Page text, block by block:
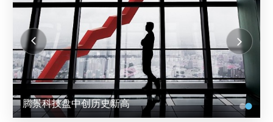
腾景科技盘中创历史新高